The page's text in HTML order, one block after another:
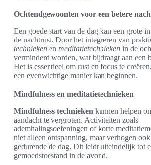
Ochtendgewoonten voor een betere
Een goede start van de dag kan een grote
de nachtrust. Door het integreren van
technieken en meditatietechnieken in de
verminderd worden, wat bijdraagt aan een
Het is essentieel om rust en focus te
een evenwichtige manier kan beginnen.
Mindfulness en meditatietechnieken
Mindfulness technieken kunnen helpen
aandacht te vergroten. Activiteiten zoals
ademhalingsoefeningen of korte
niet alleen ontspanning, maar verhogen
gedurende de dag. Dit leidt uiteindelijk tot
gemoedstoestand in de avond.